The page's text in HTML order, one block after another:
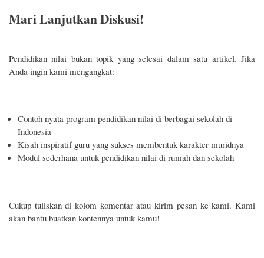
Mari Lanjutkan Diskusi!
Pendidikan nilai bukan topik yang selesai dalam satu artikel. Jika
Anda ingin kami mengangkat:
Contoh nyata program pendidikan nilai di berbagai sekolah di
Indonesia
Kisah inspiratif guru yang sukses membentuk karakter muridnya
Modul sederhana untuk pendidikan nilai di rumah dan sekolah
Cukup tuliskan di kolom komentar atau kirim pesan ke kami. Kami
akan bantu buatkan kontennya untuk kamu!